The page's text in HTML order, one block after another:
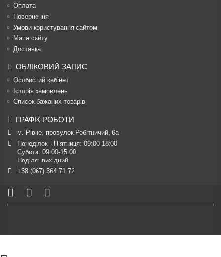
Оплата
Повернення
Умови користування сайтом
Мапа сайту
Доставка
ОБЛІКОВИЙ ЗАПИС
Особистий кабінет
Історія замовлень
Список бажаних товарів
ГРАФІК РОБОТИ
м. Рівне, провулок Робітничий, 6а
Понеділок - П’ятниця: 09:00-18:00
Субота: 09:00-15:00
Неділя: вихідний
+38 (067) 364 71 72